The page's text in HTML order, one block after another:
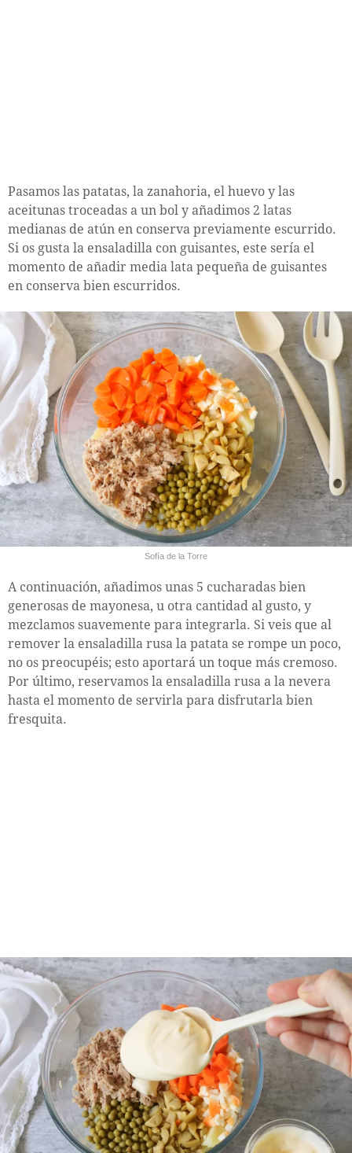
Pasamos las patatas, la zanahoria, el huevo y las
aceitunas troceadas a un bol y añadimos 2 latas
medianas de atún en conserva previamente escurrido.
Si os gusta la ensaladilla con guisantes, este sería el
momento de añadir media lata pequeña de guisantes
en conserva bien escurridos.
Sofía de la Torre
A continuación, añadimos unas 5 cucharadas bien
generosas de mayonesa, u otra cantidad al gusto, y
mezclamos suavemente para integrarla. Si veis que al
remover la ensaladilla rusa la patata se rompe un poco,
no os preocupéis; esto aportará un toque más cremoso.
Por último, reservamos la ensaladilla rusa a la nevera
hasta el momento de servirla para disfrutarla bien
fresquita.